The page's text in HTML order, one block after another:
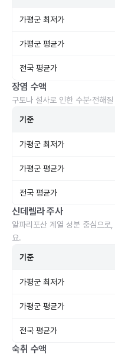
가평군 최저가
가평군 평균가
전국 평균가
장염 수액
구토나 설사로 인한 수분·전해
기준
가평군 최저가
가평군 평균가
전국 평균가
신데렐라 주사
알파리포산 계열 성분 중심으로
요.
기준
가평군 최저가
가평군 평균가
전국 평균가
숙취 수액